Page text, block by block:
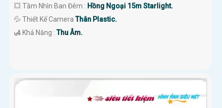
💥 Tầm Nhìn Ban Đêm : Hồng Ngoại 15m Starlight.
💦 Thiết Kế CameraThân Plastic.
️🛃 Khả Năng :Thu Âm.